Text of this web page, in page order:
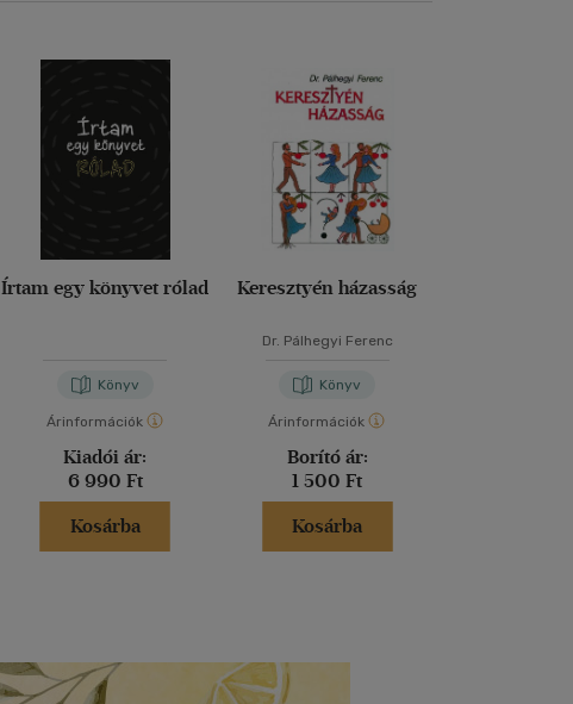
Írtam egy könyvet rólad
Könyv
Árinformációk
Kiadói ár:
6 990 Ft
Kosárba
Keresztyén házasság
Dr. Pálhegyi Ferenc
Könyv
Árinformációk
Borító ár:
1 500 Ft
Kosárba